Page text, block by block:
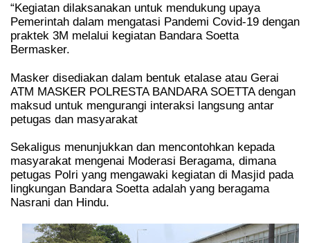
“Kegiatan dilaksanakan untuk mendukung upaya
Pemerintah dalam mengatasi Pandemi Covid-19 dengan
praktek 3M melalui kegiatan Bandara Soetta
Bermasker.
Masker disediakan dalam bentuk etalase atau Gerai
ATM MASKER POLRESTA BANDARA SOETTA dengan
maksud untuk mengurangi interaksi langsung antar
petugas dan masyarakat
Sekaligus menunjukkan dan mencontohkan kepada
masyarakat mengenai Moderasi Beragama, dimana
petugas Polri yang mengawaki kegiatan di Masjid pada
lingkungan Bandara Soetta adalah yang beragama
Nasrani dan Hindu.